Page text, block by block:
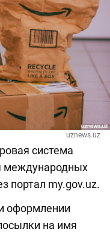
uznews.uz
система
международных
портал my.gov.uz.
оформлении
на имя